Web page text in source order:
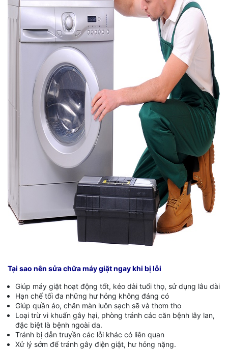
Tại sao nên sửa chữa máy giặt ngay khi bị lỗi
Giúp máy giặt hoạt động tốt, kéo dài tuổi thọ, sử dụng lâu dài
Hạn chế tối đa những hư hỏng không đáng có
Giúp quần áo, chăn màn luôn sạch sẽ và thơm tho
Loại trừ vi khuẩn gây hại, phòng tránh các căn bệnh lây lan,
đặc biệt là bệnh ngoài da.
Tránh bị dẫn truyền các lỗi khác có liên quan
Xử lý sớm để tránh gây điện giật, hư hỏng nặng.